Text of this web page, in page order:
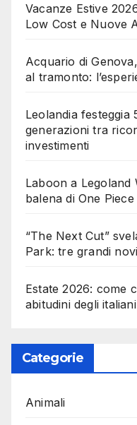
Vacanze Estive
Low Cost e Nuove
Acquario di
al tramonto:
Leolandia festeggia
generazioni tra
investimenti
Laboon a Legoland
balena di One
“The Next Cut”
Park: tre grandi
Estate 2026: come
abitudini degli italiani
Categorie
Animali